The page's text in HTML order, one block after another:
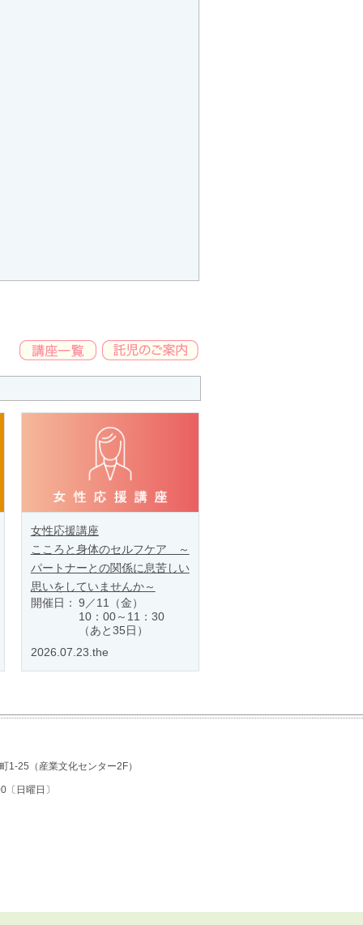
女性応援講座
こころと身体のセルフケア ～
パートナーとの関係に息苦しい
思いをしていませんか～
開催日： 9／11（金）
10：00～11：30
（あと35日）
2026.07.23.the
1-25 （産業文化センター2F）
日曜日〕